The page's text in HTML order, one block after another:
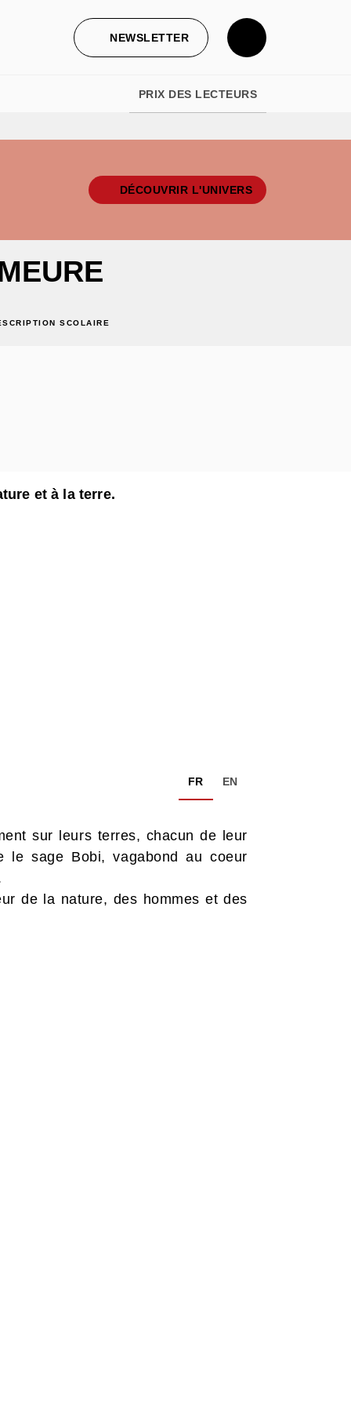
NEWSLETTER
PRIX DES LECTEURS
DÉCOUVRIR L'UNIVERS
SCOLAIRE
et à la terre.
FR EN
sur leurs terres, chacun de leur
le sage Bobi, vagabond au coeur
de la nature, des hommes et des